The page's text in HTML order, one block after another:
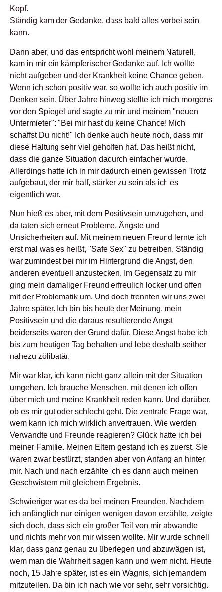
Kopf.
Ständig kam der Gedanke, dass bald alles vorbei sein
kann.
Dann aber, und das entspricht wohl meinem Naturell,
kam in mir ein kämpferischer Gedanke auf. Ich wollte
nicht aufgeben und der Krankheit keine Chance geben.
Wenn ich schon positiv war, so wollte ich auch positiv im
Denken sein. Über Jahre hinweg stellte ich mich morgens
vor den Spiegel und sagte zu mir und meinem "neuen
Untermieter": "Bei mir hast du keine Chance! Mich
schaffst Du nicht!" Ich denke auch heute noch, dass mir
diese Haltung sehr viel geholfen hat. Das heißt nicht,
dass die ganze Situation dadurch einfacher wurde.
Allerdings hatte ich in mir dadurch einen gewissen Trotz
aufgebaut, der mir half, stärker zu sein als ich es
eigentlich war.
Nun hieß es aber, mit dem Positivsein umzugehen, und
da taten sich erneut Probleme, Ängste und
Unsicherheiten auf. Mit meinem neuen Freund lernte ich
erst mal was es heißt, "Safe Sex" zu betreiben. Ständig
war zumindest bei mir im Hintergrund die Angst, den
anderen eventuell anzustecken. Im Gegensatz zu mir
ging mein damaliger Freund erfreulich locker und offen
mit der Problematik um. Und doch trennten wir uns zwei
Jahre später. Ich bin bis heute der Meinung, mein
Positivsein und die daraus resultierende Angst
beiderseits waren der Grund dafür. Diese Angst habe ich
bis zum heutigen Tag behalten und lebe deshalb seither
nahezu zölibatär.
Mir war klar, ich kann nicht ganz allein mit der Situation
umgehen. Ich brauche Menschen, mit denen ich offen
über mich und meine Krankheit reden kann. Und darüber,
ob es mir gut oder schlecht geht. Die zentrale Frage war,
wem kann ich mich wirklich anvertrauen. Wie werden
Verwandte und Freunde reagieren? Glück hatte ich bei
meiner Familie. Meinen Eltern gestand ich es zuerst. Sie
waren zwar bestürzt, standen aber von Anfang an hinter
mir. Nach und nach erzählte ich es dann auch meinen
Geschwistern mit gleichem Ergebnis.
Schwieriger war es da bei meinen Freunden. Nachdem
ich anfänglich nur einigen wenigen davon erzählte, zeigte
sich doch, dass sich ein großer Teil von mir abwandte
und nichts mehr von mir wissen wollte. Mir wurde schnell
klar, dass ganz genau zu überlegen und abzuwägen ist,
wem man die Wahrheit sagen kann und wem nicht. Heute
noch, 15 Jahre später, ist es ein Wagnis, sich jemandem
mitzuteilen. Da bin ich nach wie vor sehr, sehr vorsichtig.